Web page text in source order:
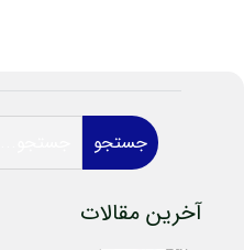
جستجو
آخرین مقالات